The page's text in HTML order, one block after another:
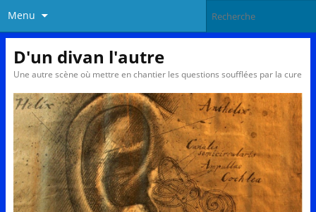
Menu
D'un divan l'autre
Une autre scène où mettre en chantier les questions soufflées par la cure